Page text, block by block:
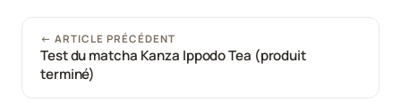
← ARTICLE PRÉCÉDENT
Test du matcha Kanza Ippodo Tea (produit
terminé)